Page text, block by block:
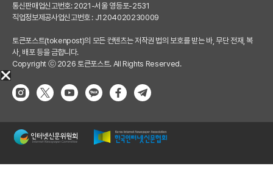
통신판매업신고번호: 2021-서울 영등포-2531
직업정보제공사업신고번호 : J1204020230009
토큰포스트(tokenpost)의 모든 컨텐츠는 저작권 법의 보호를 받는 바, 무단 전재, 복
사, 배포 등을 금합니다.
Copyright ⓒ 2026 토큰포스트. All Rights Reserved.